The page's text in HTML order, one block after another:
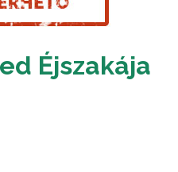
Éjszakája